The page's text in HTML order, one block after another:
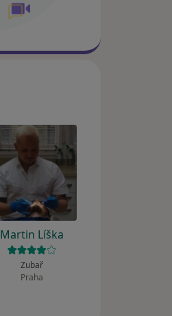
Martin Líška
Zubař
Praha